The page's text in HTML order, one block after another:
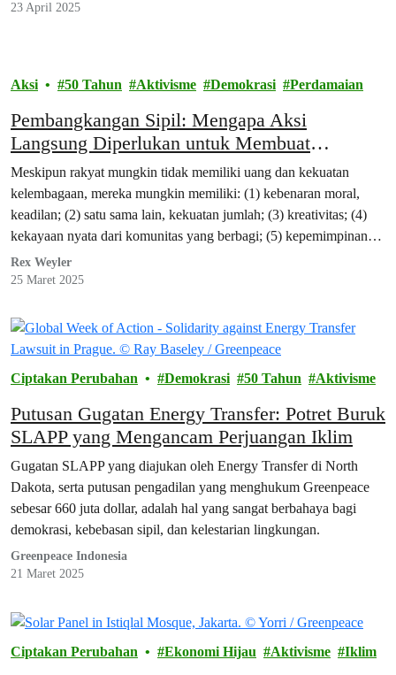
23 April 2025
Aksi 50 Tahun Aktivisme Demokrasi Perdamaian
Pembangkangan Sipil: Mengapa Aksi
Langsung Diperlukan untuk Membuat
Perubahan
Meskipun rakyat mungkin tidak memiliki uang dan kekuatan
kelembagaan, mereka mungkin memiliki: (1) kebenaran moral,
keadilan; (2) satu sama lain, kekuatan jumlah; (3) kreativitas; (4)
kekayaan nyata dari komunitas yang berbagi; (5) kepemimpinan
moral yang sejati; (6) komitmen untuk bekerja demi kebenaran
moral tanpa keuntungan pribadi; dan (7) mereka memiliki kekuatan
Rex Weyler
25 Maret 2025
Ciptakan Perubahan Demokrasi 50 Tahun Aktivisme
Putusan Gugatan Energy Transfer: Potret Buruk
SLAPP yang Mengancam Perjuangan Iklim
Gugatan SLAPP yang diajukan oleh Energy Transfer di North
Dakota, serta putusan pengadilan yang menghukum Greenpeace
sebesar 660 juta dollar, adalah hal yang sangat berbahaya bagi
demokrasi, kebebasan sipil, dan kelestarian lingkungan.
Greenpeace Indonesia
21 Maret 2025
Ciptakan Perubahan Ekonomi Hijau Aktivisme Iklim